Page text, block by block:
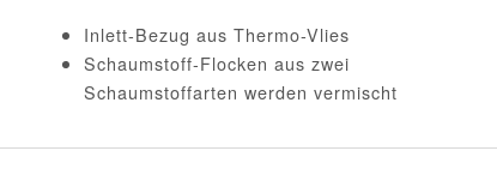
Inlett-Bezug aus Thermo-Vlies
Schaumstoff-Flocken aus zwei
Schaumstoffarten werden vermischt